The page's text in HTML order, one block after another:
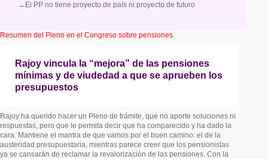
→El PP no tiene proyecto de país ni proyecto de futuro
Resumen del Pleno en el Congreso sobre pensiones
Rajoy vincula la “mejora” de las pensiones
mínimas y de viudedad a que se aprueben los
presupuestos
Rajoy ha querido hacer un Pleno de trámite, que no aporte soluciones ni
respuestas, pero que le permita decir que ha comparecido y ha dado la
cara. Mantiene el mantra de que vamos por el buen camino: el de la
austeridad presupuestaria, mientras parece creer que los pensionistas
ya se cansarán de reclamar la revalorización de las pensiones. Con la